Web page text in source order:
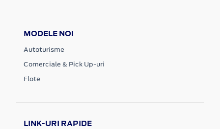
MODELE NOI
Autoturisme
Comerciale & Pick Up-uri
Flote
LINK-URI RAPIDE